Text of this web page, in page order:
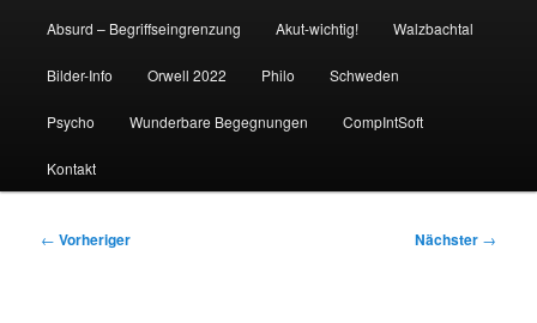
Absurd – Begriffseingrenzung Akut-wichtig! Walzbachtal
Bilder-Info Orwell 2022 Philo Schweden
Psycho Wunderbare Begegnungen CompIntSoft
Kontakt
Beitragsnavigation
← Vorheriger Nächster →